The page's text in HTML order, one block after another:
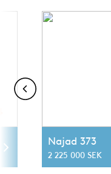
Najad 373
2 225 000 SEK